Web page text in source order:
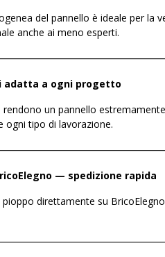
del pannello è ideale per la
anche ai meno esperti.
adatta a ogni progetto
un pannello
ogni tipo di lavorazione.
— spedizione rapida
direttamente su